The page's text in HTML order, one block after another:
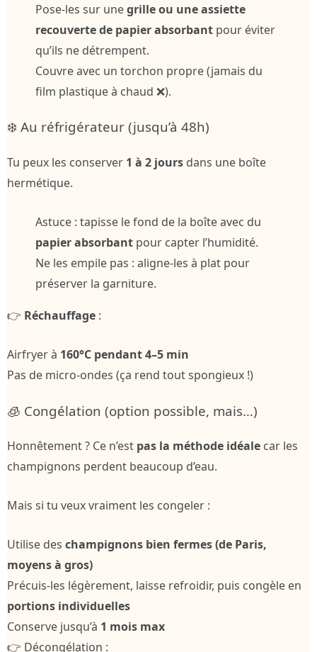
Pose-les sur unegrille ou une assiette
recouverte de papier absorbant pour éviter
qu’ils ne détrempent.
Couvre avec un torchon propre (jamais du
film plastique à chaud ❌).
❄️ Au réfrigérateur (jusqu’à 48h)
Tu peux les conserver 1 à 2 jours dans une boîte
hermétique.
Astuce : tapisse le fond de la boîte avec du
papier absorbant pour capter l’humidité.
Ne les empile pas : aligne-les à plat pour
préserver la garniture.
👉 Réchauffage :
Airfryer à 160°C pendant 4–5 min
Pas de micro-ondes (ça rend tout spongieux !)
🧊 Congélation (option possible, mais…)
Honnêtement ? Ce n’est pas la méthode idéale car les
champignons perdent beaucoup d’eau.
Mais si tu veux vraiment les congeler :
Utilise des champignons bien fermes (de Paris,
moyens à gros)
Précuis-les légèrement, laisse refroidir, puis congèle en
portions individuelles
Conserve jusqu’à 1 mois max
👉 Décongélation :